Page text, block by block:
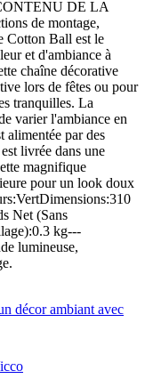
DE LA
de montage,
Cotton Ball est le
et d'ambiance à
chaîne décorative
lors de fêtes ou pour
tranquilles. La
varier l'ambiance en
alimentée par des
livrée dans une
magnifique
pour un look doux
Net (Sans
kg---
lumineuse,